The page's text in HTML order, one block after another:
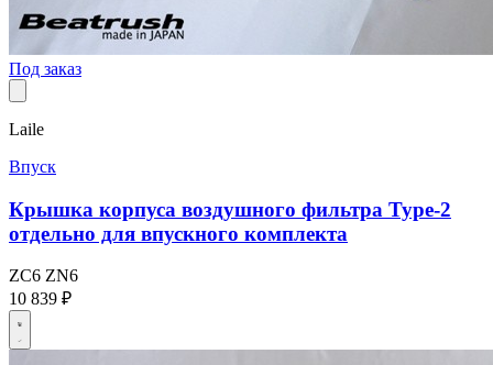
Под заказ
Laile
Впуск
Крышка корпуса воздушного фильтра Type-2
отдельно для впускного комплекта
ZC6 ZN6
10 839 ₽